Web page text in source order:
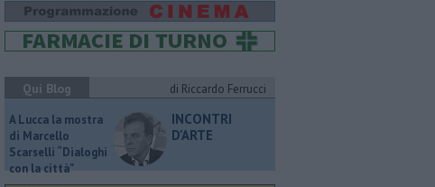
Qui Blog
di Riccardo Ferrucci
A Lucca la mostra
di Marcello
Scarselli “Dialoghi
con la città"
INCONTRI
D'ARTE